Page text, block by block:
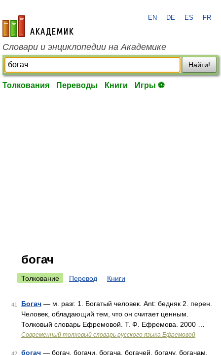
academic.ru
EN DE ES FR
Словари и энциклопедии на Академике
Найти!
Толкования Переводы Книги Игры ⚽
богач
Толкование Перевод Книги
41 Богач — м. разг. 1. Богатый человек. Ant: бедняк 2. перен.
Человек, обладающий тем, что он считает ценным.
Толковый словарь Ефремовой. Т. Ф. Ефремова. 2000 …
Современный толковый словарь русского языка Ефремовой
42 богач — богач, богачи, богача, богачей, богачу, богачам,